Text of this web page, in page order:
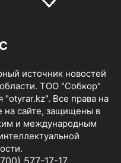
источник новостей
ТОО "Собкор"
"otyrar.kz". Все права на
на сайте, защищены в
и международным
577-17-17